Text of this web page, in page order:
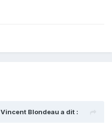
Vincent Blondeau a dit :